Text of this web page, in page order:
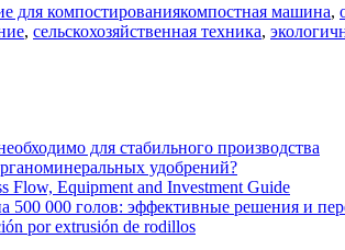
для компостированиякомпостная машина,
, сельскохозяйственная техника,
для стабильного производства
удобрений?
Flow, Equipment and Investment Guide
000 голов: эффективные решения и
por extrusión de rodillos